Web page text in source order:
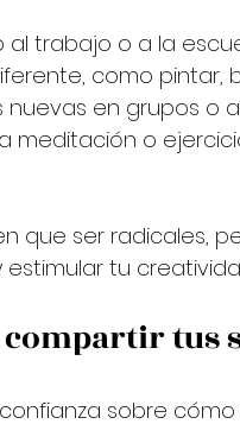
al trabajo o a la
como pintar,
en grupos o
meditación o
que ser radicales,
tu
compartir tus
sobre